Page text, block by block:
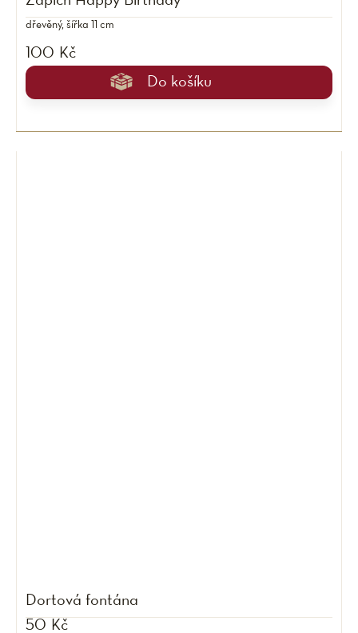
100 Kč
Do košíku
dřevěný, šířka 11 cm
Dortová fontána
50 Kč